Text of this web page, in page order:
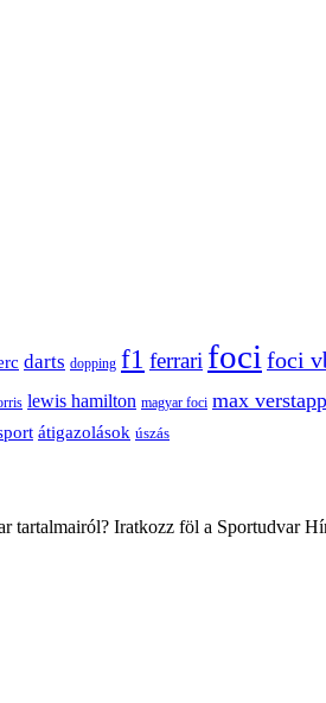
darts dopping f1 ferrari foci foci
lewis hamilton magyar foci max
átigazolások úszás
tartalmairól? Iratkozz föl a Sportudvar